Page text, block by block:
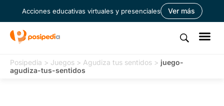
Acciones educativas virtuales y presenciales Ver más
Posipedia > Juegos > Agudiza tus sentidos > juego-
agudiza-tus-sentidos